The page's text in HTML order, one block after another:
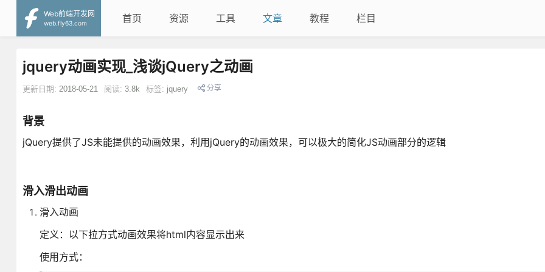
Web前端开发网
web.fly63.com
首页 资源 工具 文章 教程 栏目
jquery动画实现_浅谈jQuery之动画
更新日期: 2018-05-21 阅读: 3.8k 标签: jquery 分享
背景
jQuery提供了JS未能提供的动画效果，利用jQuery的动画效果，可以极大的简化JS动画部分的逻辑
滑入滑出动画
滑入动画
定义：以下拉方式动画效果将html内容显示出来
使用方式：